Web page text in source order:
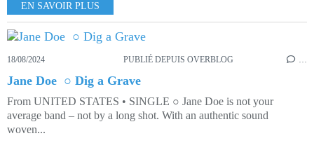
EN SAVOIR PLUS
18/08/2024 PUBLIÉ DEPUIS OVERBLOG
Jane Doe ○ Dig a Grave
From UNITED STATES • SINGLE ○ Jane Doe is not your
average band – not by a long shot. With an authentic sound
woven...